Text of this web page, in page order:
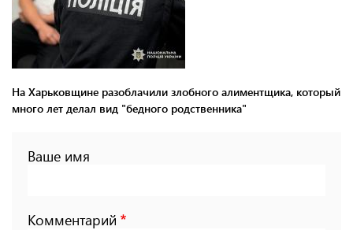
На Харьковщине разоблачили злобного алиментщика, который
много лет делал вид "бедного родственника"
Ваше имя
Комментарий